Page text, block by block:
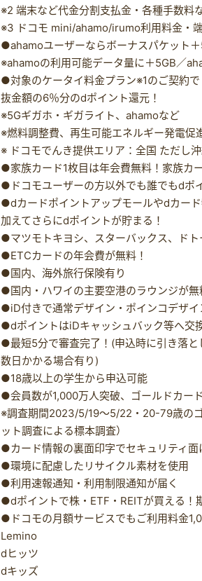
※2 端末など代金分割支払金・各種手数料
※3 ドコモ mini/ahamo/irumo利用料金・
●ahamoユーザーならボーナスパケット
※ahamoの利用可能データ量に＋5GB／
●対象のケータイ料金プラン※1のご契約
抜金額の6％分のdポイント還元！
※5Gギガホ・ギガライト、ahamoなど
※燃料調整費、再生可能エネルギー発電促
※ ドコモでんき提供エリア：全国 ただし
●家族カード1枚目は年会費無料！家族カ
●ドコモユーザーの方以外でも誰でもdポ
●dカードポイントアップモールやdカー
加えてさらにdポイントが貯まる！
●マツモトキヨシ、スターバックス、ドト
●ETCカードの年会費が無料！
●国内、海外旅行保険有り
●国内・ハワイの主要空港のラウンジが無
●iD付きで通常デザイン・ポインコデザイ
●dポイントはiDキャッシュバック等へ交
●最短5分で審査完了！(申込時に引き落
数日かかる場合有り)
●18歳以上の学生から申込可能
●会員数が1,000万人突破、ゴールドカー
※調査期間2023/5/19～5/22・20-79歳の
ット調査による標本調査）
●カード情報の裏面印字でセキュリティ面
●環境に配慮したリサイクル素材を使用
●利用速報通知・利用制限通知が届く
●dポイントで株・ETF・REITが買える！
●ドコモの月額サービスでもご利用料金
Lemino
dヒッツ
dキッズ